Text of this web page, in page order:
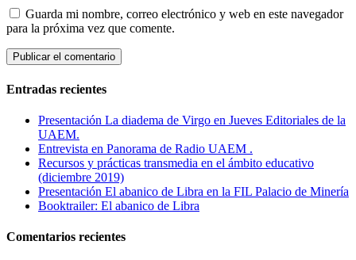
Guarda mi nombre, correo electrónico y web en este navegador
para la próxima vez que comente.
Entradas recientes
Presentación La diadema de Virgo en Jueves Editoriales de la
UAEM.
Entrevista en Panorama de Radio UAEM .
Recursos y prácticas transmedia en el ámbito educativo
(diciembre 2019)
Presentación El abanico de Libra en la FIL Palacio de Minería
Booktrailer: El abanico de Libra
Comentarios recientes